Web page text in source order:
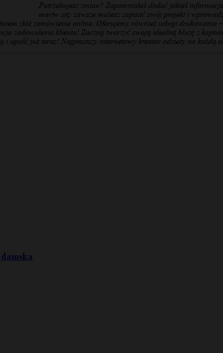
Potrzebujesz zmian? Zapomniałeś dodać jakieś
martw się, zawsze możesz zapisać swój projekt i
złóż zamówienie online. Oferujemy również usługi drukowania
zadowolenia klienta! Zacznij tworzyć swoją idealną bluzę z
upuść już teraz! Najprostszy internetowy kreator odzieży na każdą